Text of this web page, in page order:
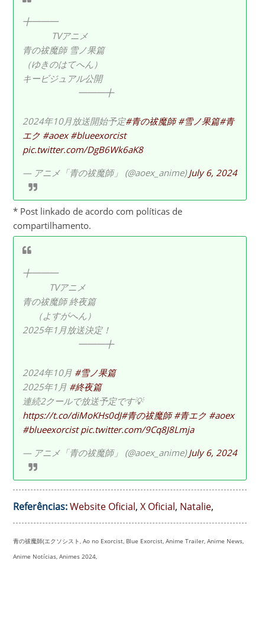
╋━━━
TVアニメ
青の祓魔師 雪ノ果篇
（ゆきのはてへん）
キービジュアル公開
━━━╋
2024年10月放送開始予定#青の祓魔師 #雪ノ果篇#青
エク #aoex #blueexorcist
pic.twitter.com/DgB6Wk6aK8
— アニメ「青の祓魔師」 (@aoex_anime)July 6, 2024
* Post linkado de acordo com políticas de
compartilhamento.
╋━━━
TVアニメ
青の祓魔師 終夜篇
（よすがへん）
2025年1月放送決定！
━━━╋
2024年10月 #雪ノ果篇
2025年1月 #終夜篇
連続2クールで放送予定です💡
https://t.co/diMoKHs0dJ#青の祓魔師 #青エク #aoex
#blueexorcist pic.twitter.com/9Cq8J8Lmja
— アニメ「青の祓魔師」 (@aoex_anime)July 6, 2024
Referências:Website Oficial, X Oficial, Natalie,
青の祓魔師(エクソシスト, Ao no Exorcist, Blue Exorcist, Anime Trailer, Anime News,
Anime Notícias, Animes 2024,